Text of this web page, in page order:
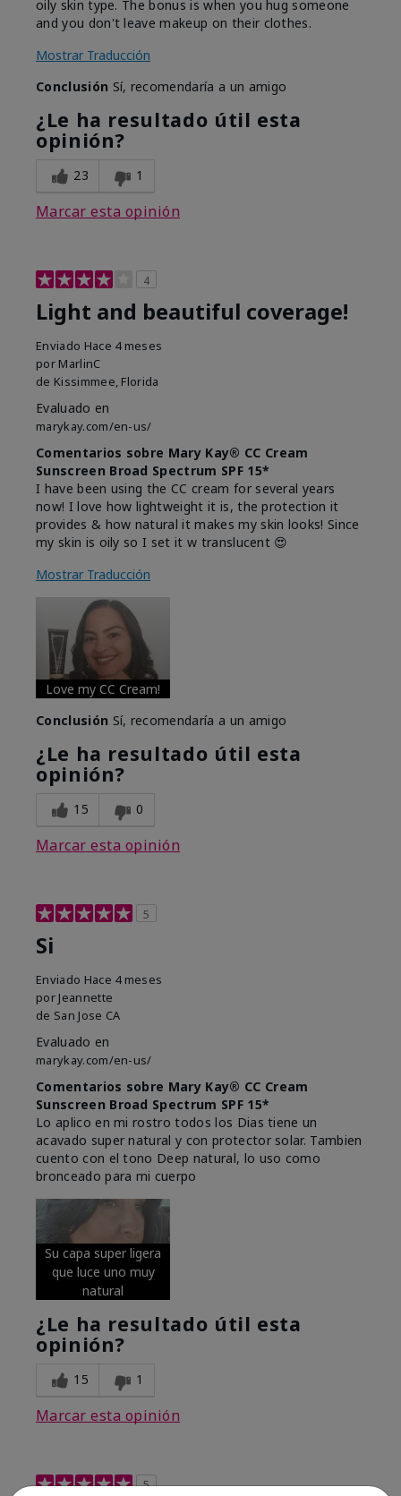
oily skin type. The bonus is when you hug someone
and you don't leave makeup on their clothes.
Mostrar Traducción
Conclusión Sí, recomendaría a un amigo
¿Le ha resultado útil esta
opinión?
23 1
Marcar esta opinión
4
Light and beautiful coverage!
Enviado Hace 4 meses
por MarlinC
de Kissimmee, Florida
Evaluado en
marykay.com/en-us/
Comentarios sobre Mary Kay® CC Cream
Sunscreen Broad Spectrum SPF 15*
I have been using the CC cream for several years
now! I love how lightweight it is, the protection it
provides & how natural it makes my skin looks! Since
my skin is oily so I set it w translucent 😍
Mostrar Traducción
Love my CC Cream!
Conclusión Sí, recomendaría a un amigo
¿Le ha resultado útil esta
opinión?
15 0
Marcar esta opinión
5
Si
Enviado Hace 4 meses
por Jeannette
de San Jose CA
Evaluado en
marykay.com/en-us/
Comentarios sobre Mary Kay® CC Cream
Sunscreen Broad Spectrum SPF 15*
Lo aplico en mi rostro todos los Dias tiene un
acavado super natural y con protector solar. Tambien
cuento con el tono Deep natural, lo uso como
bronceado para mi cuerpo
Su capa super ligera
que luce uno muy
natural
¿Le ha resultado útil esta
opinión?
15 1
Marcar esta opinión
5